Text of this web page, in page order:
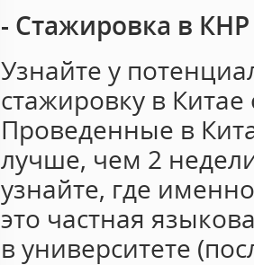
- Стажировка в КНР
Узнайте у
стажировку в
Проведенные в
лучше, чем 2
узнайте, где
это частная
в университете